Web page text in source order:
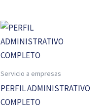
Servicio a empresas
PERFIL ADMINISTRATIVO
COMPLETO